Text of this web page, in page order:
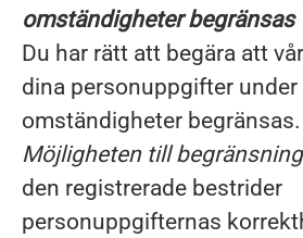
omständigheter begränsas
Du har rätt att begära att
dina personuppgifter under
omständigheter begränsas.
Möjligheten till
den registrerade bestrider
personuppgifternas